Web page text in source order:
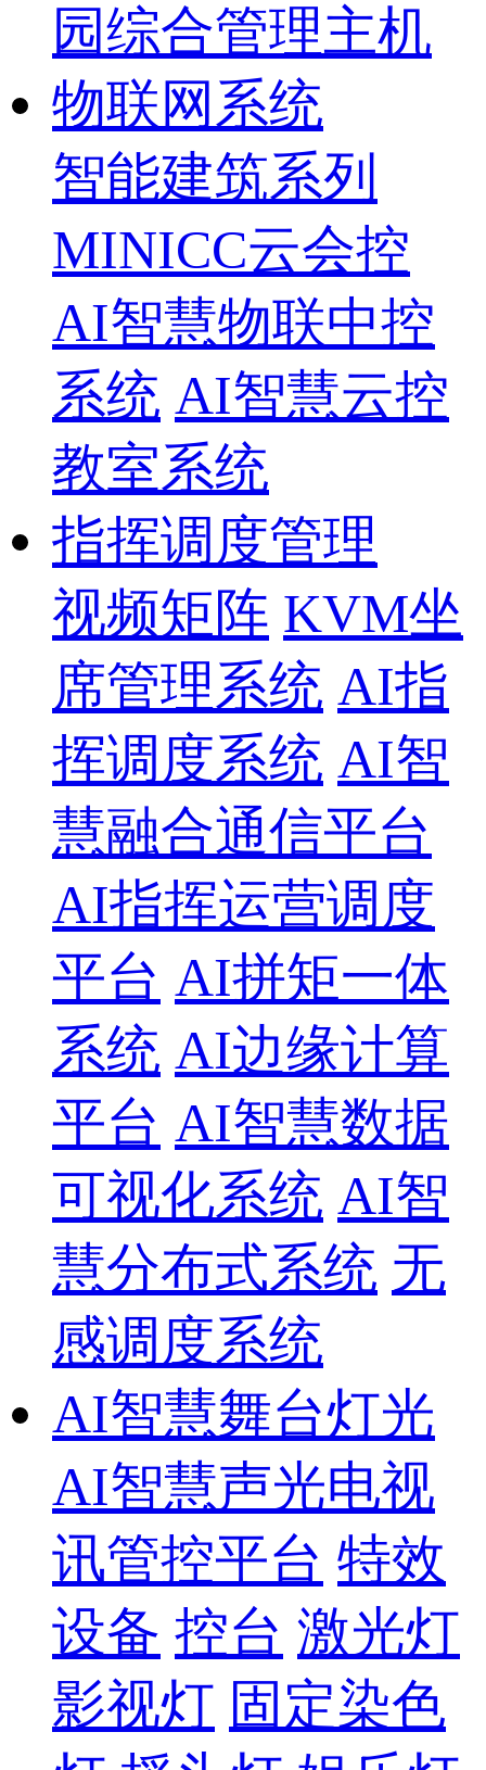
园综合管理主机
物联网系统
智能建筑系列
MINICC云会控
AI智慧物联中控
系统 AI智慧云控
教室系统
指挥调度管理
视频矩阵 KVM坐
席管理系统 AI指
挥调度系统 AI智
慧融合通信平台
AI指挥运营调度
平台 AI拼矩一体
系统 AI边缘计算
平台 AI智慧数据
可视化系统 AI智
慧分布式系统 无
感调度系统
AI智慧舞台灯光
AI智慧声光电视
讯管控平台 特效
设备 控台 激光灯
影视灯 固定染色